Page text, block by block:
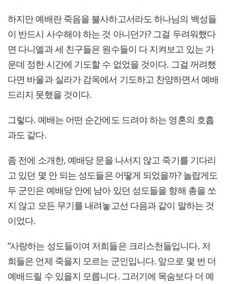
하지만 예배란 죽음을 불사하고서라도 하나님의 백성들
이 반드시 사수해야 하는 것 아니던가? 그걸 두려워했다
면 다니엘과 세 친구들은 원수들이 다 지켜보고 있는 가
운데 정한 시간에 기도할 수 없었을 것이다. 그걸 꺼려했
다면 바울과 실라가 감옥에서 기도하고 찬양하면서 예배
드리지 못했을 것이다.
그렇다. 예배는 어떤 순간에도 드려야 하는 영혼의 호흡
과도 같다.
좀 전에 소개한, 예배당 문을 나서지 않고 죽기를 기다리
고 있던 몇 안 되는 성도들은 어떻게 되었을까? 놀랍게도
두 군인은 예배당 안에 남아 있던 성도들을 향해 총을 쏘
지 않고 모든 무기를 내려놓고선 다음과 같이 말하는 것
이었다.
“사랑하는 성도들이여 저희들은 크리스천들입니다. 저
희들은 언제 죽을지 모르는 군인입니다. 앞으로 몇 번 더
예배드릴 수 있을지 모릅니다. 그러기에 목숨보다 더 예